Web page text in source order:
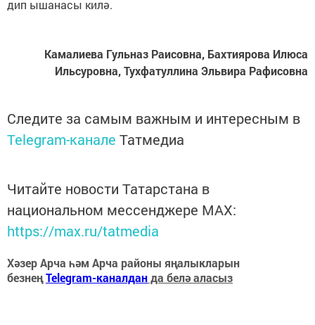
дип ышанасы килә.
Камалиева Гульназ Раисовна, Бахтиярова Илюса
Ильсуровна, Тухфатуллина Эльвира Рафисовна
Следите за самым важным и интересным в
Telegram-канале Татмедиа
Читайте новости Татарстана в
национальном мессенджере MАХ:
https://max.ru/tatmedia
Хәзер Арча һәм Арча районы яңалыкларын
безнеңTelegram-каналданда белә аласыз